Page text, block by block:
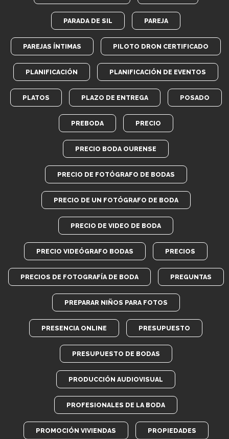
PARADA DE SIL PAREJA
PAREJAS ÍNTIMAS PILOTO DRON CERTIFICADO
PLANIFICACIÓN PLANIFICACIÓN DE EVENTOS
PLATOS PLAZO DE ENTREGA POSADO
PREBODA PRECIO
PRECIO BODA OURENSE
PRECIO DE FOTÓGRAFO DE BODAS
PRECIO DE UN FOTÓGRAFO DE BODA
PRECIO DE VIDEO DE BODA
PRECIO VIDEÓGRAFO BODAS PRECIOS
PRECIOS DE FOTOGRAFÍA DE BODA PREGUNTAS
PREPARAR NIÑOS PARA FOTOS
PRESENCIA ONLINE PRESUPUESTO
PRESUPUESTO DE BODAS
PRODUCCIÓN AUDIOVISUAL
PROFESIONALES DE LA BODA
PROMOCIÓN VIVIENDAS PROPIEDADES